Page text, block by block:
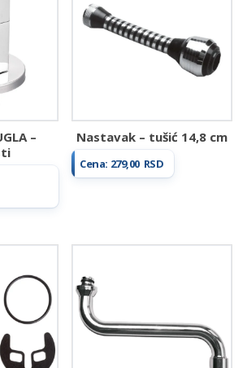
–
Nastavak – tušić 14,8 cm
Cena: 279,00 RSD